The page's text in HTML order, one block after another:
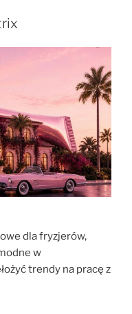
dla fryzjerów,
w
trendy na pracę z